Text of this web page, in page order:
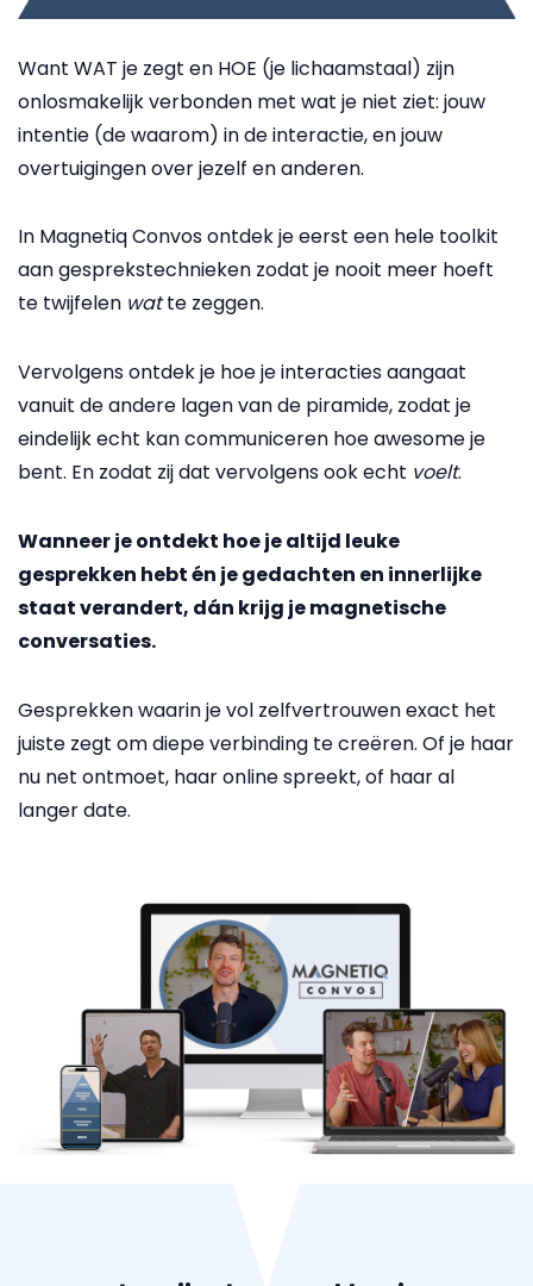
Want WAT je zegt en HOE (je lichaamstaal) zijn
onlosmakelijk verbonden met wat je niet ziet: jouw
intentie (de waarom) in de interactie, en jouw
overtuigingen over jezelf en anderen.
In Magnetiq Convos ontdek je eerst een hele toolkit
aan gesprekstechnieken zodat je nooit meer hoeft
te twijfelen watte zeggen.
Vervolgens ontdek je hoe je interacties aangaat
vanuit de andere lagen van de piramide, zodat je
eindelijk echt kan communiceren hoe awesome je
bent. En zodat zij dat vervolgens ook echt voelt.
Wanneer je ontdekt hoe je altijd leuke
gesprekken hebt én je gedachten en innerlijke
staat verandert, dán krijg je magnetische
conversaties.
Gesprekken waarin je vol zelfvertrouwen exact het
juiste zegt om diepe verbinding te creëren. Of je haar
nu net ontmoet, haar online spreekt, of haar al
langer date.